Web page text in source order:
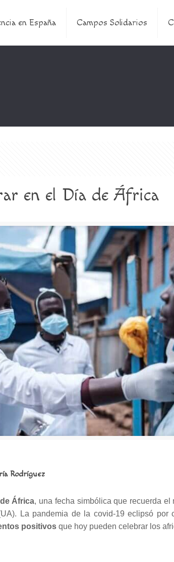
en España Campos Solidarios
en el Día de África
Rodríguez
África, una fecha simbólica que recuerda
La pandemia de la covid-19 eclipsó
positivos que hoy pueden celebrar los